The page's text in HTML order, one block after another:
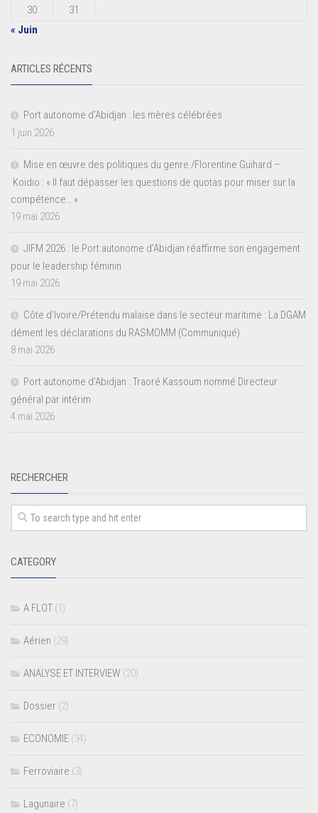
30
31
« Juin
ARTICLES RÉCENTS
Port autonome d’Abidjan : les mères célébrées
1 juin 2026
Mise en œuvre des politiques du genre /Florentine Guihard –
Koidio : « Il faut dépasser les questions de quotas pour miser sur la
compétence… »
19 mai 2026
JIFM 2026 : le Port autonome d’Abidjan réaffirme son engagement
pour le leadership féminin
19 mai 2026
Côte d’Ivoire/Prétendu malaise dans le secteur maritime : La DGAM
dément les déclarations du RASMOMM (Communiqué)
8 mai 2026
Port autonome d’Abidjan : Traoré Kassoum nommé Directeur
général par intérim
4 mai 2026
RECHERCHER
CATEGORY
A FLOT (1)
Aérien (29)
ANALYSE ET INTERVIEW (20)
Dossier (2)
ECONOMIE (34)
Ferroviaire (3)
Lagunaire (7)